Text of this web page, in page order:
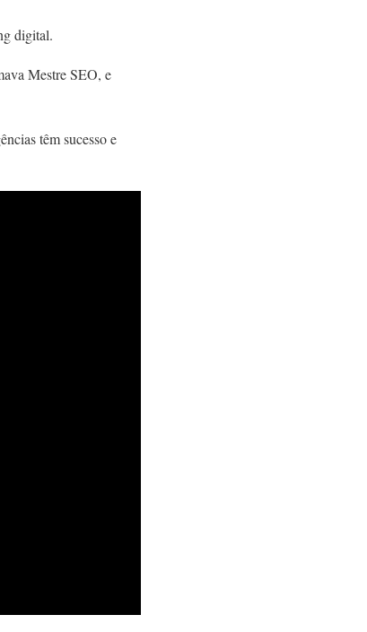
digital.
Mestre SEO, e
têm sucesso e